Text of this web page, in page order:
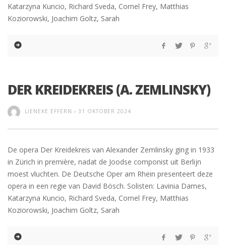
Katarzyna Kuncio, Richard Sveda, Cornel Frey, Matthias
Koziorowski, Joachim Goltz, Sarah
DER KREIDEKREIS (A. ZEMLINSKY)
LIENEKE EFFERN - 31 OKTOBER 2024
De opera Der Kreidekreis van Alexander Zemlinsky ging in 1933
in Zürich in première, nadat de Joodse componist uit Berlijn
moest vluchten. De Deutsche Oper am Rhein presenteert deze
opera in een regie van David Bösch. Solisten: Lavinia Dames,
Katarzyna Kuncio, Richard Sveda, Cornel Frey, Matthias
Koziorowski, Joachim Goltz, Sarah